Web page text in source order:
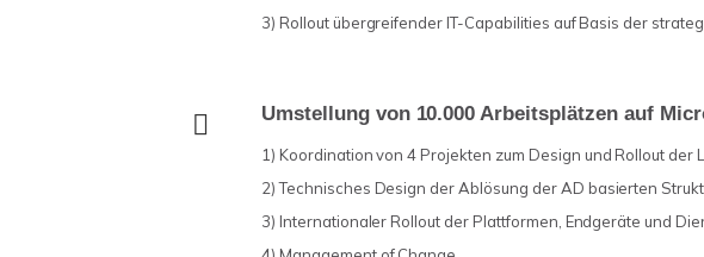
3) Rollout übergreifender IT-Capabilities auf Basis der
Umstellung von 10.000 Arbeitsplätzen auf
1) Koordination von 4 Projekten zum Design und Rollout der
2) Technisches Design der Ablösung der AD basierten
3) Internationaler Rollout der Plattformen, Endgeräte und